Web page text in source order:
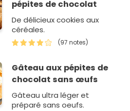
pépites de chocolat
De délicieux cookies aux
céréales.
(97 notes)
Gâteau aux pépites de
chocolat sans œufs
Gâteau ultra léger et
préparé sans oeufs.